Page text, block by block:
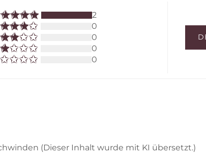
2
0
0
0
0
(Dieser Inhalt wurde mit KI übersetzt.)